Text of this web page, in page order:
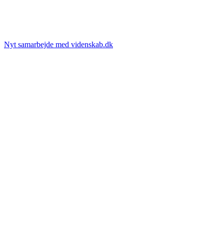
Nyt samarbejde med videnskab.dk